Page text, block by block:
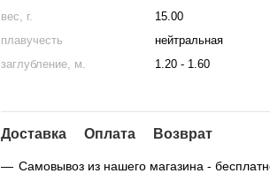
вес, г.
15.00
плавучесть
нейтральная
заглубление, м.
1.20 - 1.60
Доставка Оплата Возврат
Самовывоз из нашего магазина -